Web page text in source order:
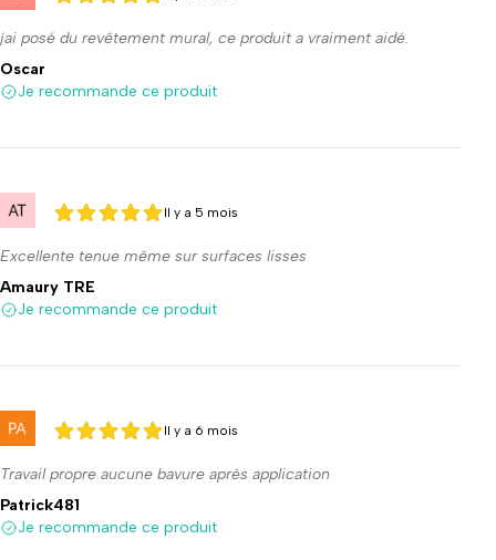
5 sur 5
5 sur 5
jai posé du revêtement mural, ce produit a vraiment aidé.
Oscar
Je recommande ce produit
5 sur 5
5 sur 5
Il y a 5 mois
Excellente tenue même sur surfaces lisses
Amaury TRE
Je recommande ce produit
5 sur 5
5 sur 5
Il y a 6 mois
Travail propre aucune bavure après application
Patrick481
Je recommande ce produit